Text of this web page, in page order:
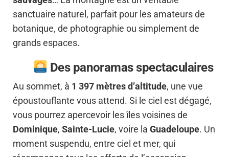
sanctuaire naturel, parfait pour les amateurs de
botanique, de photographie ou simplement de
grands espaces.
Des panoramas spectaculaires
Au sommet, à 1 397 mètres d’altitude, une vue
époustouflante vous attend. Si le ciel est dégagé,
vous pourrez apercevoir les îles voisines de
Dominique, Sainte-Lucie, voire la Guadeloupe. Un
moment suspendu, entre ciel et mer, qui